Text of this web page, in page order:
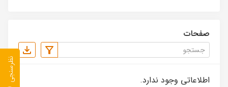
صفحات
اطلاعاتی وجود ندارد. نظرسنجی